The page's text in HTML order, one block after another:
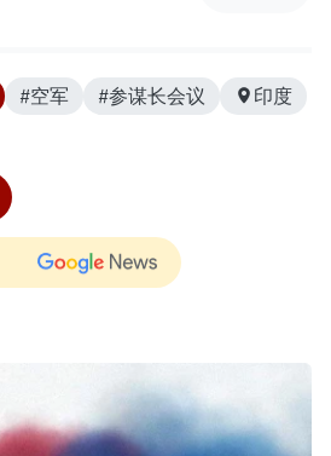
#空军 #参谋长会议
印度